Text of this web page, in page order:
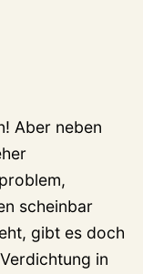
Aber neben
scheinbar
gibt es doch
in